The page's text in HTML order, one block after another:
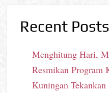
Recent Posts
Menghitung Hari,
Resmikan
Kuningan